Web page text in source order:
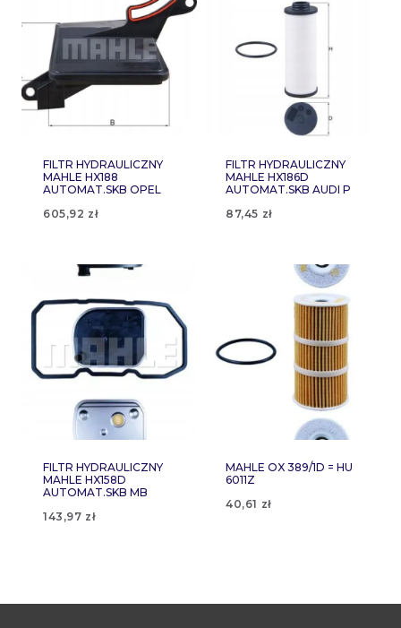
FILTR HYDRAULICZNY
MAHLE HX188
AUTOMAT.SKB OPEL
605,92 zł
FILTR HYDRAULICZNY
MAHLE HX186D
AUTOMAT.SKB AUDI P
87,45 zł
FILTR HYDRAULICZNY
MAHLE HX158D
AUTOMAT.SKB MB
143,97 zł
MAHLE OX 389/1D = HU
6011Z
40,61 zł